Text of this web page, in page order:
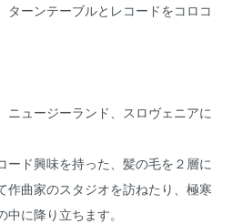
ターンテーブルとレコードをコロコ
ニュージーランド、スロヴェニアに
ード興味を持った、髪の毛を２層に
作曲家のスタジオを訪ねたり、極寒
に降り立ちます。